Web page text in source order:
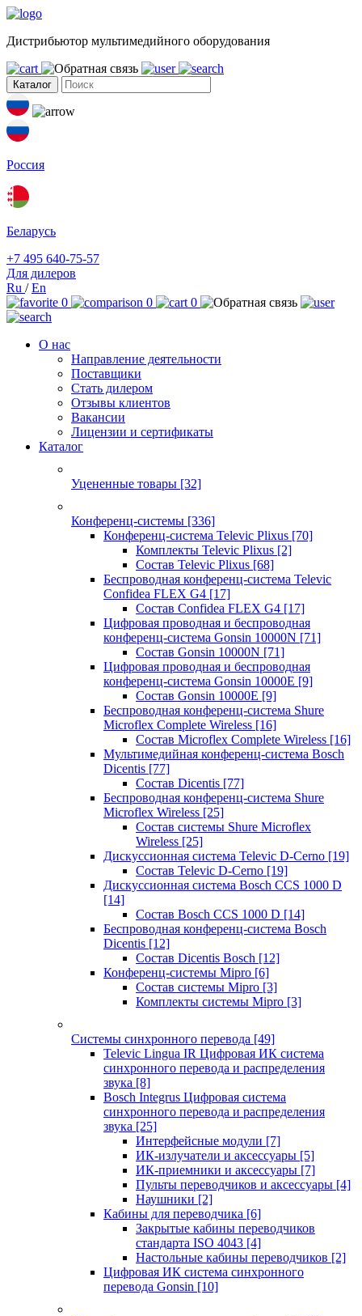
Дистрибьютор мультимедийного оборудования
Каталог
Россия
Беларусь
+7 495 640-75-57
Для дилеров
Ru /En
0
0 0
О нас
Направление деятельности
Поставщики
Стать дилером
Отзывы клиентов
Вакансии
Лицензии и сертификаты
Каталог
Уцененные товары [32]
Конференц-системы [336]
Конференц-система Televic Plixus [70]
Комплекты Televic Plixus [2]
Состав Televic Plixus [68]
Беспроводная конференц-система Televic
Confidea FLEX G4 [17]
Состав Confidea FLEX G4 [17]
Цифровая проводная и беспроводная
конференц-система Gonsin 10000N [71]
Состав Gonsin 10000N [71]
Цифровая проводная и беспроводная
конференц-система Gonsin 10000E [9]
Состав Gonsin 10000E [9]
Беспроводная конференц-система Shure
Microflex Complete Wireless [16]
Состав Microflex Complete Wireless [16]
Мультимедийная конференц-система Bosch
Dicentis [77]
Состав Dicentis [77]
Беспроводная конференц-система Shure
Microflex Wireless [25]
Состав системы Shure Microflex
Wireless [25]
Дискуссионная система Televic D-Cerno [19]
Состав Televic D-Cerno [19]
Дискуссионная система Bosch CCS 1000 D
[14]
Состав Bosch CCS 1000 D [14]
Беспроводная конференц-система Bosch
Dicentis [12]
Состав Dicentis Bosch [12]
Конференц-системы Mipro [6]
Состав системы Mipro [3]
Комплекты системы Mipro [3]
Системы синхронного перевода [49]
Televic Lingua IR Цифровая ИК система
синхронного перевода и распределения
звука [8]
Bosch Integrus Цифровая система
синхронного перевода и распределения
звука [25]
Интерфейсные модули [7]
ИК-излучатели и аксессуары [5]
ИК-приемники и аксессуары [7]
Пульты переводчиков и аксессуары [4]
Наушники [2]
Кабины для переводчика [6]
Закрытые кабины переводчиков
стандарта ISO 4043 [4]
Настольные кабины переводчиков [2]
Цифровая ИК система синхронного
перевода Gonsin [10]